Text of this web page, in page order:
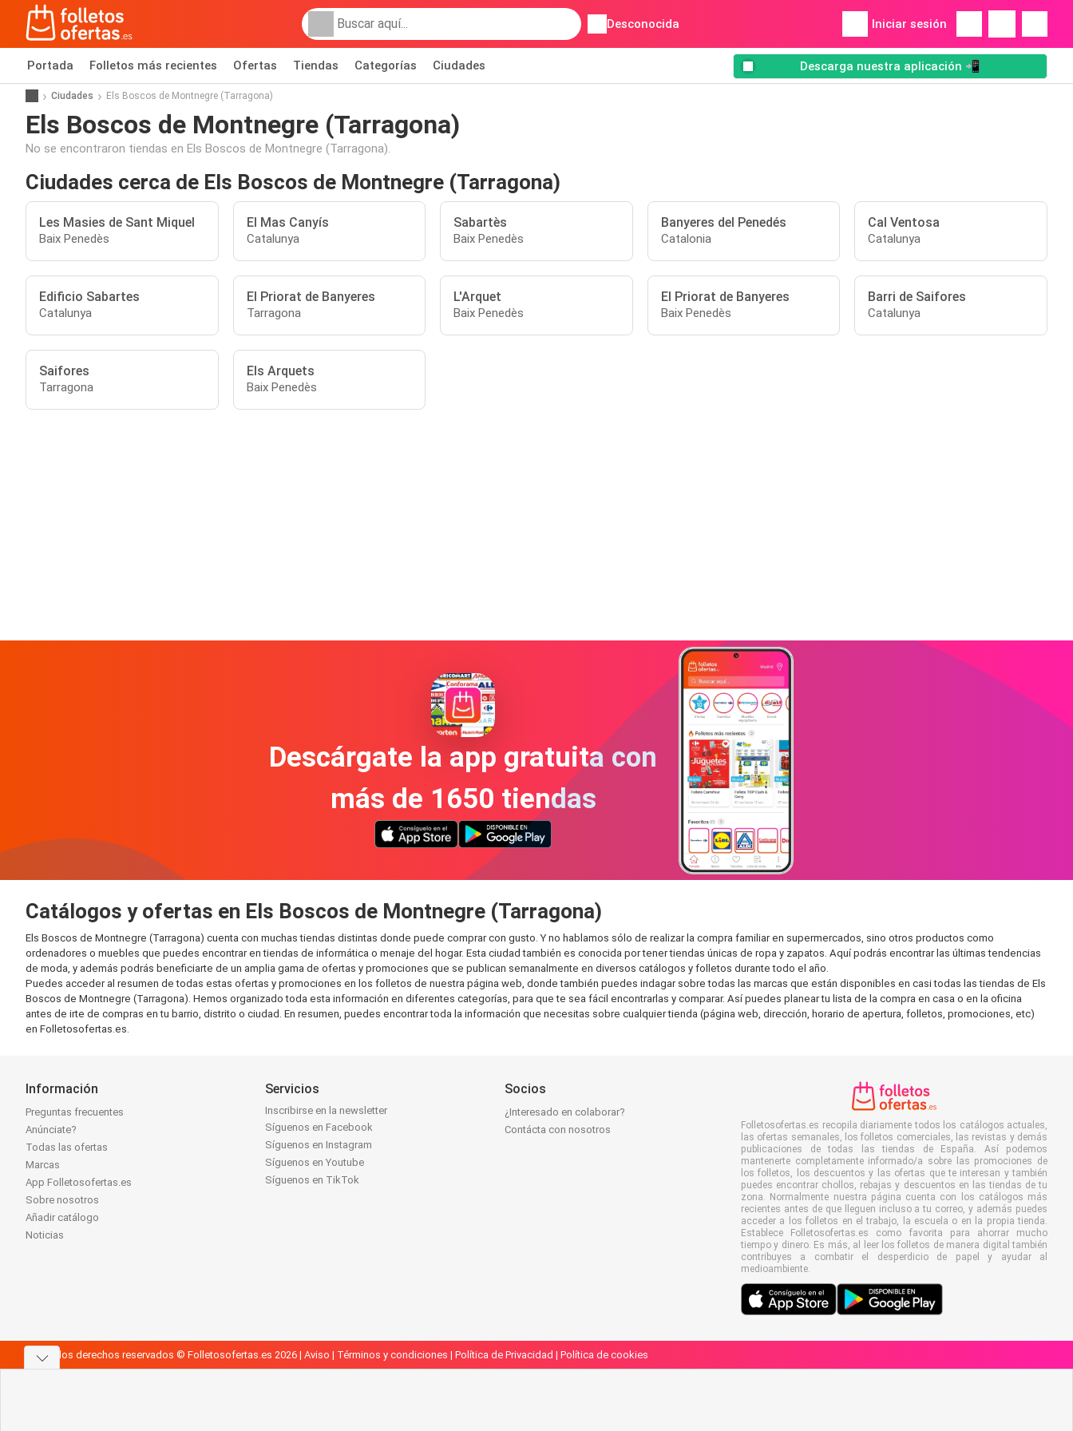
Desconocida Iniciar sesión
Portada Folletos más recientes Ofertas Tiendas Categorías Ciudades Descarga nuestra aplicación 📲
Ciudades Els Boscos de Montnegre (Tarragona)
Els Boscos de Montnegre (Tarragona)
No se encontraron tiendas en Els Boscos de Montnegre (Tarragona).
Ciudades cerca de Els Boscos de Montnegre (Tarragona)
Les Masies de Sant Miquel
Baix Penedès
El Mas Canyís
Catalunya
Sabartès
Baix Penedès
Banyeres del Penedés
Catalonia
Cal Ventosa
Catalunya
Edificio Sabartes
Catalunya
El Priorat de Banyeres
Tarragona
L'Arquet
Baix Penedès
El Priorat de Banyeres
Baix Penedès
Barri de Saifores
Catalunya
Saifores
Tarragona
Els Arquets
Baix Penedès
Descárgate la app gratuita con
más de 1650 tiendas
Catálogos y ofertas en Els Boscos de Montnegre (Tarragona)
Els Boscos de Montnegre (Tarragona) cuenta con muchas tiendas distintas donde puede comprar con gusto. Y no hablamos sólo de realizar la compra familiar en supermercados, sino otros productos como
ordenadores o muebles que puedes encontrar en tiendas de informática o menaje del hogar. Esta ciudad también es conocida por tener tiendas únicas de ropa y zapatos. Aquí podrás encontrar las últimas tendencias
de moda, y además podrás beneficiarte de un amplia gama de ofertas y promociones que se publican semanalmente en diversos catálogos y folletos durante todo el año.
Puedes acceder al resumen de todas estas ofertas y promociones en los folletos de nuestra página web, donde también puedes indagar sobre todas las marcas que están disponibles en casi todas las tiendas de Els
Boscos de Montnegre (Tarragona). Hemos organizado toda esta información en diferentes categorías, para que te sea fácil encontrarlas y comparar. Así puedes planear tu lista de la compra en casa o en la oficina
antes de irte de compras en tu barrio, distrito o ciudad. En resumen, puedes encontrar toda la información que necesitas sobre cualquier tienda (página web, dirección, horario de apertura, folletos, promociones, etc)
en Folletosofertas.es.
Información
Preguntas frecuentes
Anúnciate?
Todas las ofertas
Marcas
App Folletosofertas.es
Sobre nosotros
Añadir catálogo
Noticias
Servicios
Inscribirse en la newsletter
Síguenos en Facebook
Síguenos en Instagram
Síguenos en Youtube
Síguenos en TikTok
Socios
¿Interesado en colaborar?
Contácta con nosotros
Folletosofertas.es recopila diariamente todos los catálogos actuales,
las ofertas semanales, los folletos comerciales, las revistas y demás
publicaciones de todas las tiendas de España. Así podemos
mantenerte completamente informado/a sobre las promociones de
los folletos, los descuentos y las ofertas que te interesan y también
puedes encontrar chollos, rebajas y descuentos en las tiendas de tu
zona. Normalmente nuestra página cuenta con los catálogos más
recientes antes de que lleguen incluso a tu correo, y además puedes
acceder a los folletos en el trabajo, la escuela o en la propia tienda.
Establece Folletosofertas.es como favorita para ahorrar mucho
tiempo y dinero. Es más, al leer los folletos de manera digital también
contribuyes a combatir el desperdicio de papel y ayudar al
medioambiente.
Todos los derechos reservados © Folletosofertas.es 2026 | Aviso | Términos y condiciones | Política de Privacidad | Política de cookies